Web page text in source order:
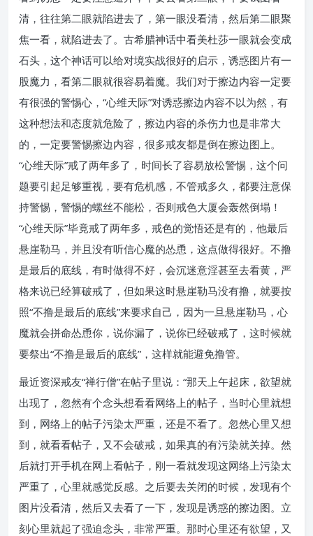
清，往往第二眼就陷进去了，第一眼没看清，然后第二眼聚
焦一看，就陷进去了。古希腊神话中看美杜莎一眼就会变成
石头，这个神话可以给对境实战很好的启示，诱惑图片有一
股魔力，看第二眼就很容易着魔。我们对于擦边内容一定要
有很强的警惕心，“心维天际”对诱惑擦边内容不以为然，有
这种想法和态度就危险了，擦边内容的杀伤力也是非常大
的，一定要警惕擦边内容，很多戒友都是倒在擦边图上。
“心维天际”戒了两年多了，时间长了容易放松警惕，这个问
题要引起足够重视，要有危机感，不管戒多久，都要注意保
持警惕，警惕的螺丝不能松，否则戒色大厦会轰然倒塌！
“心维天际”毕竟戒了两年多，戒色的觉悟还是有的，他最后
悬崖勒马，并且没有听信心魔的怂恿，这点做得很好。不撸
是最后的底线，有时做得不好，会沉迷意淫甚至去看黄，严
格来说已经算破戒了，但如果这时悬崖勒马没有撸，就要按
照“不撸是最后的底线”来要求自己，因为一旦悬崖勒马，心
魔就会拼命怂恿你，说你漏了，说你已经破戒了，这时候就
要祭出“不撸是最后的底线”，这样就能避免撸管。
最近资深戒友“禅行僧”在帖子里说：“那天上午起床，欲望就
出现了，忽然有个念头想看看网络上的帖子，当时心里就想
到，网络上的帖子污染太严重，还是不看了。忽然心里又想
到，就看看帖子，又不会破戒，如果真的有污染就关掉。然
后就打开手机在网上看帖子，刚一看就发现这网络上污染太
严重了，心里就感觉反感。之后要去关闭的时候，发现有个
图片没看清，然后又去看了一下，发现是诱惑的擦边图。立
刻心里就起了强迫念头，非常严重。那时心里还有欲望，又